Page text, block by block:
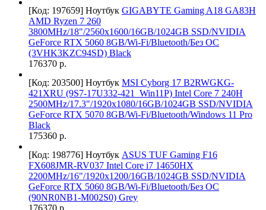
[Код: 197659] Ноутбук GIGABYTE Gaming A18 GA83H
AMD Ryzen 7 260
3800MHz/18"/2560x1600/16GB/1024GB SSD/NVIDIA
GeForce RTX 5060 8GB/Wi-Fi/Bluetooth/Без ОС
(3VHK3KZC94SD) Black
176370 р.
[Код: 203500] Ноутбук MSI Cyborg 17 B2RWGKG-
421XRU (9S7-17U332-421_Win11P) Intel Core 7 240H
2500MHz/17.3"/1920x1080/16GB/1024GB SSD/NVIDIA
GeForce RTX 5070 8GB/Wi-Fi/Bluetooth/Windows 11 Pro
Black
175360 р.
[Код: 198776] Ноутбук ASUS TUF Gaming F16
FX608JMR-RV037 Intel Core i7 14650HX
2200MHz/16"/1920x1200/16GB/1024GB SSD/NVIDIA
GeForce RTX 5060 8GB/Wi-Fi/Bluetooth/Без ОС
(90NR0NB1-M002S0) Grey